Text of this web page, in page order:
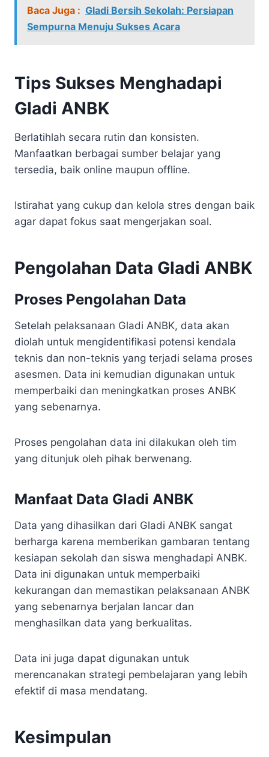
Baca Juga : Gladi Bersih Sekolah: Persiapan
Sempurna Menuju Sukses Acara
Tips Sukses Menghadapi
Gladi ANBK
Berlatihlah secara rutin dan konsisten.
Manfaatkan berbagai sumber belajar yang
tersedia, baik online maupun offline.
Istirahat yang cukup dan kelola stres dengan baik
agar dapat fokus saat mengerjakan soal.
Pengolahan Data Gladi ANBK
Proses Pengolahan Data
Setelah pelaksanaan Gladi ANBK, data akan
diolah untuk mengidentifikasi potensi kendala
teknis dan non-teknis yang terjadi selama proses
asesmen. Data ini kemudian digunakan untuk
memperbaiki dan meningkatkan proses ANBK
yang sebenarnya.
Proses pengolahan data ini dilakukan oleh tim
yang ditunjuk oleh pihak berwenang.
Manfaat Data Gladi ANBK
Data yang dihasilkan dari Gladi ANBK sangat
berharga karena memberikan gambaran tentang
kesiapan sekolah dan siswa menghadapi ANBK.
Data ini digunakan untuk memperbaiki
kekurangan dan memastikan pelaksanaan ANBK
yang sebenarnya berjalan lancar dan
menghasilkan data yang berkualitas.
Data ini juga dapat digunakan untuk
merencanakan strategi pembelajaran yang lebih
efektif di masa mendatang.
Kesimpulan